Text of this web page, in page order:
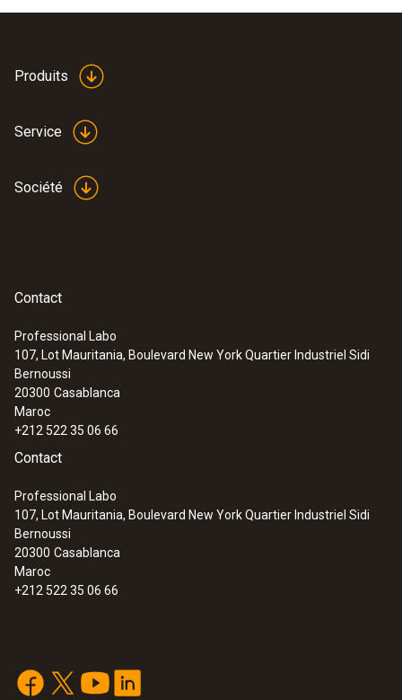
Produits
Service
Société
Contact
Professional Labo
107, Lot Mauritania, Boulevard New York Quartier Industriel Sidi
Bernoussi
20300 Casablanca
Maroc
+212 522 35 06 66
Contact
Professional Labo
107, Lot Mauritania, Boulevard New York Quartier Industriel Sidi
Bernoussi
20300 Casablanca
Maroc
+212 522 35 06 66